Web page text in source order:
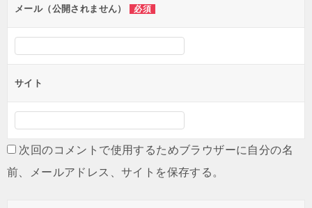
ンメール（公開されません） 必須
サイト
次回のコメントで使用するためブラウザーに自分の名
前、メールアドレス、サイトを保存する。